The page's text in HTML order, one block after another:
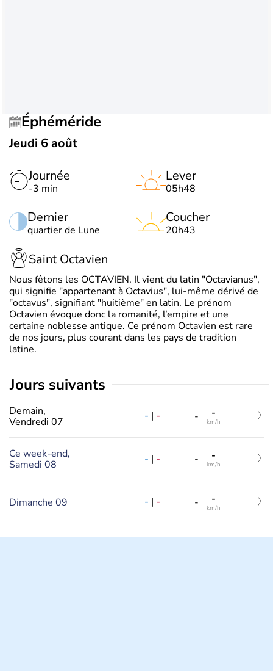
Éphéméride
Jeudi 6 août
Journée
-3 min
Dernier
quartier de Lune
Lever
05h48
Coucher
20h43
Saint Octavien
Nous fêtons les OCTAVIEN. Il vient du latin "Octavianus",
qui signifie "appartenant à Octavius", lui-même dérivé de
"octavus", signifiant "huitième" en latin. Le prénom
Octavien évoque donc la romanité, l’empire et une
certaine noblesse antique. Ce prénom Octavien est rare
de nos jours, plus courant dans les pays de tradition
latine.
jours suivants
Demain,
Vendredi 07
- | - - -
km/h
Ce week-end,
Samedi 08
- | - - -
km/h
Dimanche 09 - | - - -
km/h